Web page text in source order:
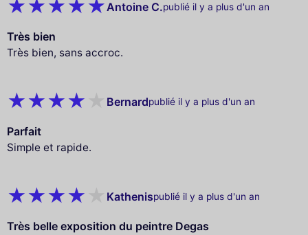
Antoine C.publié il y a plus d'un an
Très bien
Très bien, sans accroc.
Bernardpublié il y a plus d'un an
Parfait
Simple et rapide.
Kathenispublié il y a plus d'un an
Très belle exposition du peintre Degas